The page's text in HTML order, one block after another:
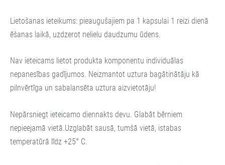
Lietošanas ieteikums: pieaugušajiem pa 1 kapsulai 1 reizi dienā
ēšanas laikā, uzdzerot nelielu daudzumu ūdens.
Nav ieteicams lietot produkta komponentu individuālas
nepanesības gadījumos. Neizmantot uztura bagātinātāju kā
pilnvērtīga un sabalansēta uztura aizvietotāju!
Nepārsniegt ieteicamo diennakts devu. Glabāt bērniem
nepieejamā vietā.Uzglabāt sausā, tumšā vietā, istabas
temperatūrā līdz +25° C.